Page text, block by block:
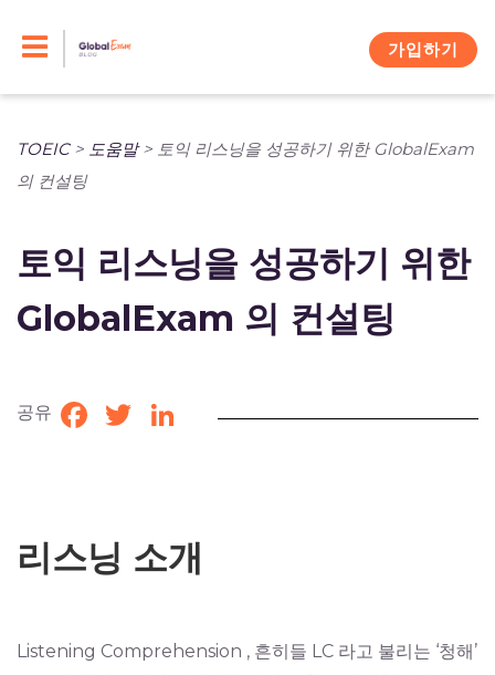
가입하기
TOEIC> 도움말> 토익 리스닝을 성공하기 위한 GlobalExam
의 컨설팅
토익 리스닝을 성공하기 위한
GlobalExam 의 컨설팅
공유 Facebook
TwitterLinkedIn
리스닝 소개
Listening Comprehension , 흔히들 LC 라고 불리는 ‘청해’